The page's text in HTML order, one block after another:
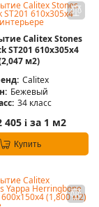
Calitex Stones
ST201 610x305x4
м2)
Calitex
Бежевый
34 класс
405 i за 1 м2
Купить